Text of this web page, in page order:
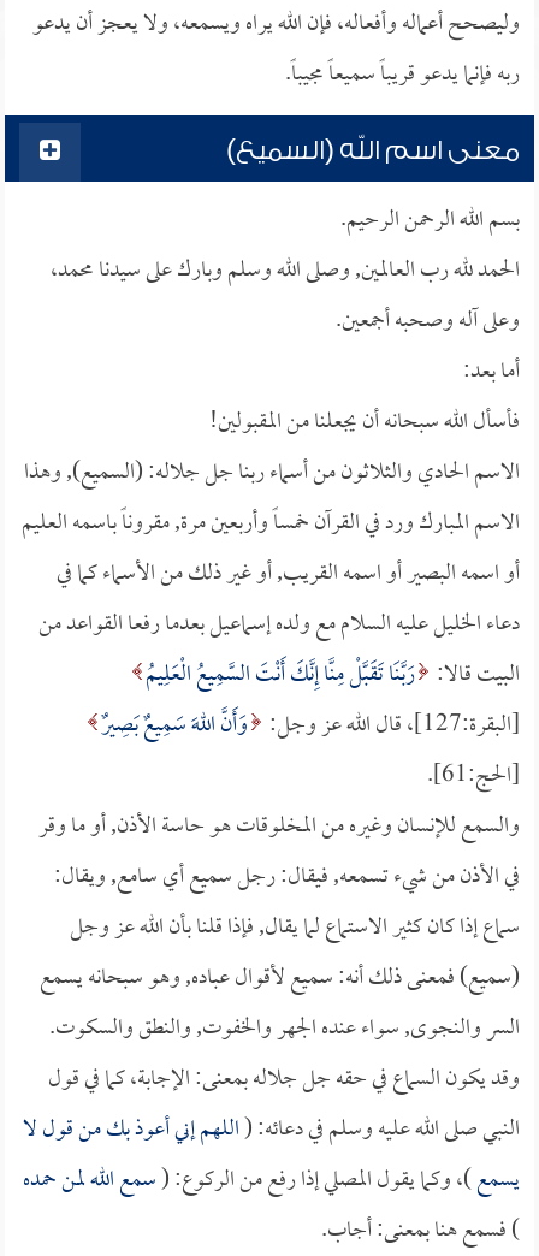
وليصحح أعماله وأفعاله، فإن الله يراه ويسمعه، ولا يعجز أن يدعو
ربه فإنما يدعو قريباً سميعاً مجيباً.
معنى اسم الله (السميع)
بسم الله الرحمن الرحيم.
الحمد لله رب العالمين, وصلى الله وسلم وبارك على سيدنا محمد،
وعلى آله وصحبه أجمعين.
أما بعد:
فأسأل الله سبحانه أن يجعلنا من المقبولين!
الاسم الحادي والثلاثون من أسماء ربنا جل جلاله: (السميع), وهذا
الاسم المبارك ورد في القرآن خمساً وأربعين مرة, مقروناً باسمه العليم
أو اسمه البصير أو اسمه القريب, أو غير ذلك من الأسماء كما في
دعاء الخليل عليه السلام مع ولده إسماعيل بعدما رفعا القواعد من
البيت قالا: رَبَّنَا تَقَبَّلْ مِنَّا إِنَّكَ أَنْتَ السَّمِيعُ الْعَلِيمُ
[البقرة:127]، قال الله عز وجل:
وَأَنَّ اللهَ سَمِيعٌ بَصِيرٌ
[الحج:61].
والسمع للإنسان وغيره من المخلوقات هو حاسة الأذن, أو ما وقر
في الأذن من شيء تسمعه, فيقال: رجل سميع أي سامع, ويقال:
سماع إذا كان كثير الاستماع لما يقال, فإذا قلنا بأن الله عز وجل
(سميع) فمعنى ذلك أنه: سميع لأقوال عباده, وهو سبحانه يسمع
السر والنجوى, سواء عنده الجهر والخفوت, والنطق والسكوت.
وقد يكون السماع في حقه جل جلاله بمعنى: الإجابة، كما في قول
النبي صلى الله عليه وسلم في دعائه: (اللهم إني أعوذ بك من قول لا
يسمع)، وكما يقول المصلي إذا رفع من الركوع: (سمع الله لمن حمده
) فسمع هنا بمعنى: أجاب.